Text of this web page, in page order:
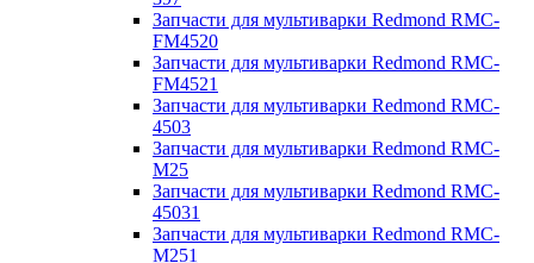
Запчасти для мультиварки Redmond RMC-
FM4520
Запчасти для мультиварки Redmond RMC-
FM4521
Запчасти для мультиварки Redmond RMC-
4503
Запчасти для мультиварки Redmond RMC-
M25
Запчасти для мультиварки Redmond RMC-
45031
Запчасти для мультиварки Redmond RMC-
M251